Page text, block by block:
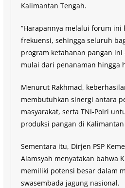
Kalimantan Tengah.
“Harapannya melalui forum ini
frekuensi, sehingga seluruh
program ketahanan pangan
mulai dari penanaman hingga
Menurut Rakhmad,
membutuhkan sinergi antara
masyarakat, serta TNI-Polri
produksi pangan di Kalimantan
Sementara itu, Dirjen PSP
Alamsyah menyatakan bahwa
memiliki potensi besar dalam
swasembada jagung nasional.